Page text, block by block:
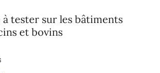
tester sur les bâtiments
et bovins